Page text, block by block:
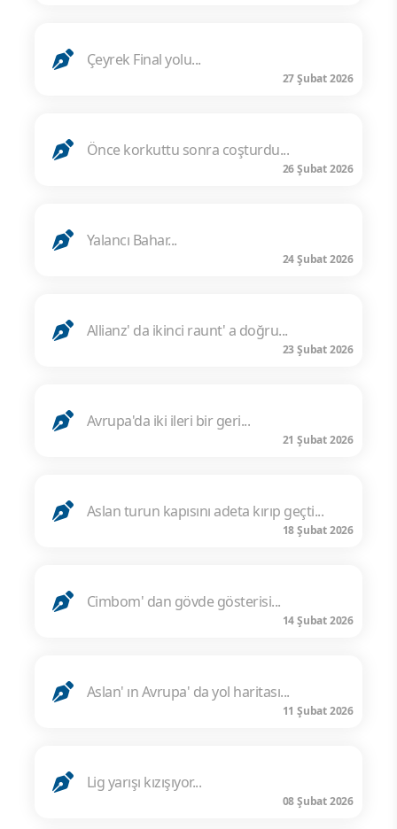
Çeyrek Final yolu...
27 Şubat 2026
Önce korkuttu sonra coşturdu...
26 Şubat 2026
Yalancı Bahar...
24 Şubat 2026
Allianz' da ikinci raunt' a doğru...
23 Şubat 2026
Avrupa'da iki ileri bir geri...
21 Şubat 2026
Aslan turun kapısını adeta kırıp geçti...
18 Şubat 2026
Cimbom' dan gövde gösterisi...
14 Şubat 2026
Aslan' ın Avrupa' da yol haritası...
11 Şubat 2026
Lig yarışı kızışıyor...
08 Şubat 2026